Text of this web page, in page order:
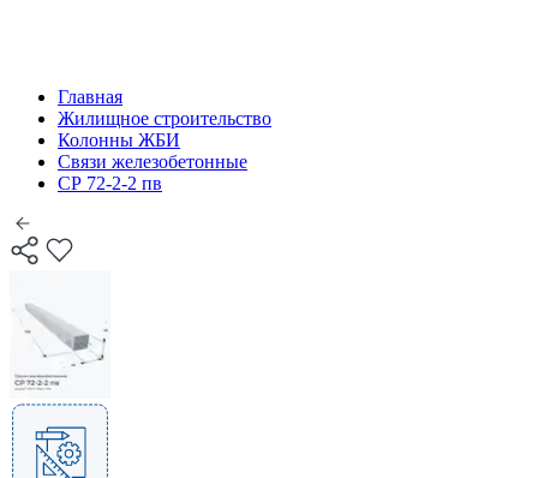
Главная
Жилищное строительство
Колонны ЖБИ
Связи железобетонные
СР 72-2-2 пв